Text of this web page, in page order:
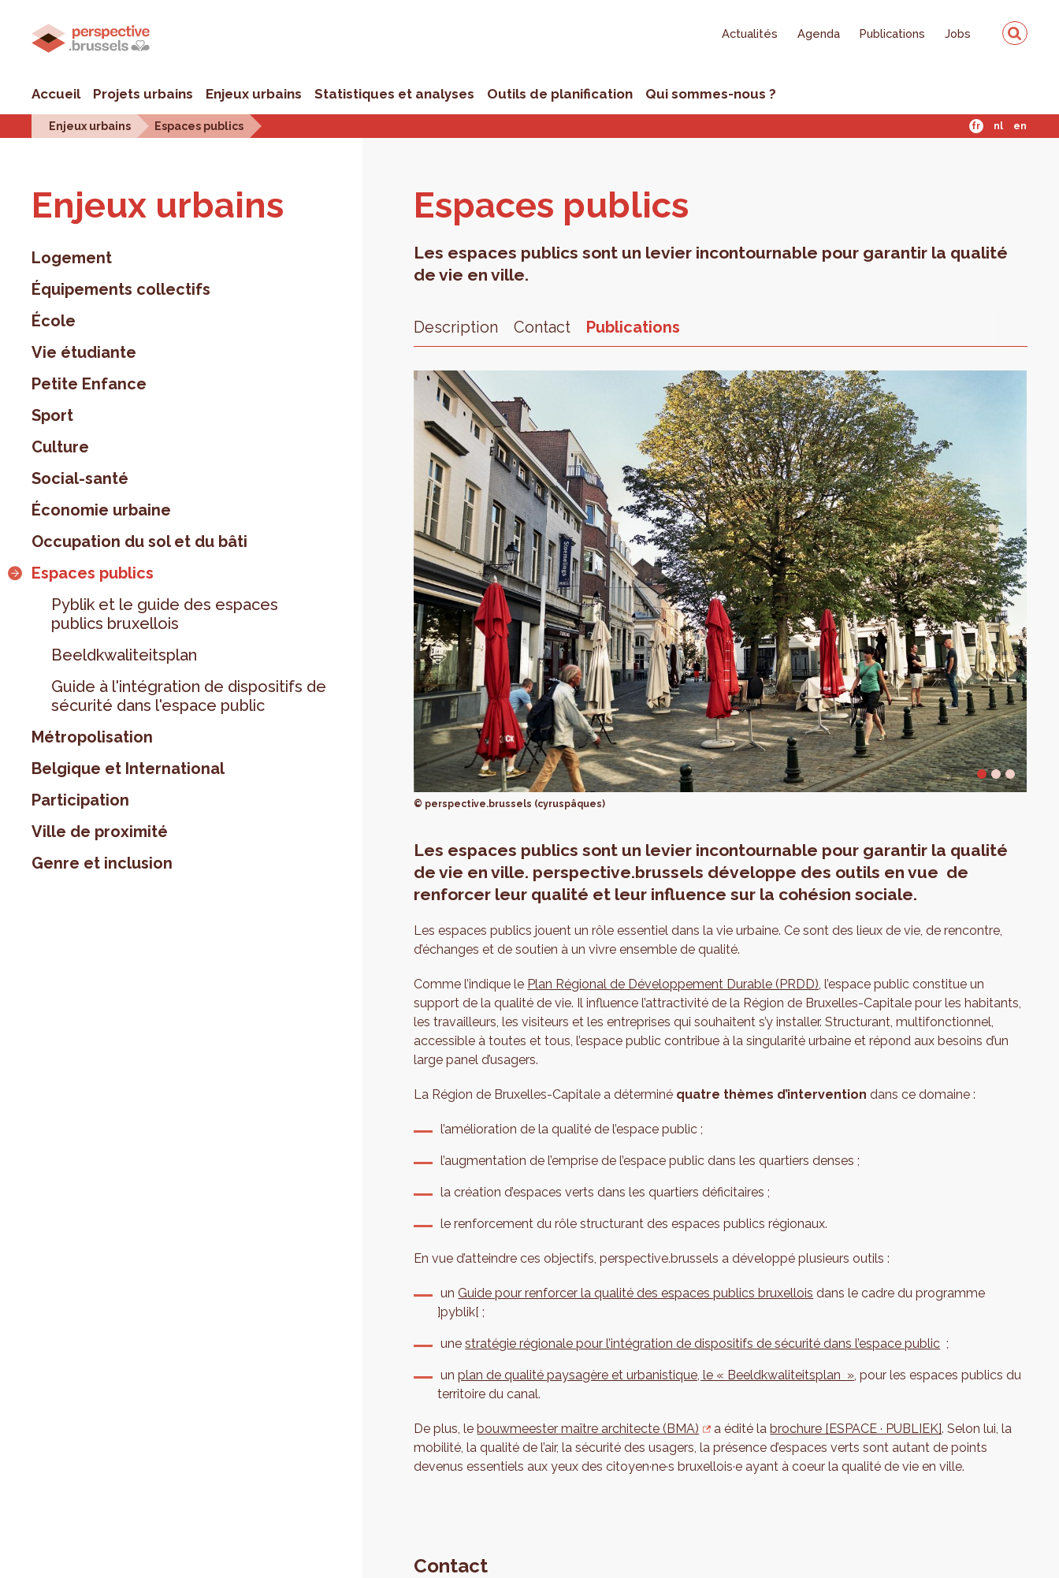
Actualités Agenda Publications Jobs
Accueil Projets urbains Enjeux urbains Statistiques et analyses Outils de planification Qui sommes-nous ?
Enjeux urbains Espaces publics fr nl en
Enjeux urbains
Logement
Équipements collectifs
École
Vie étudiante
Petite Enfance
Sport
Culture
Social-santé
Économie urbaine
Occupation du sol et du bâti
Espaces publics
Pyblik et le guide des espaces
publics bruxellois
Beeldkwaliteitsplan
Guide à l'intégration de dispositifs de
sécurité dans l'espace public
Métropolisation
Belgique et International
Participation
Ville de proximité
Genre et inclusion
Espaces publics
Les espaces publics sont un levier incontournable pour garantir la qualité
de vie en ville.
Description Contact Publications
© perspective.brussels (cyruspâques)
Les espaces publics sont un levier incontournable pour garantir la qualité
de vie en ville. perspective.brussels développe des outils en vue de
renforcer leur qualité et leur influence sur la cohésion sociale.
Les espaces publics jouent un rôle essentiel dans la vie urbaine. Ce sont des lieux de vie, de rencontre,
d’échanges et de soutien à un vivre ensemble de qualité.
Comme l’indique le Plan Régional de Développement Durable (PRDD), l’espace public constitue un
support de la qualité de vie. Il influence l’attractivité de la Région de Bruxelles-Capitale pour les habitants,
les travailleurs, les visiteurs et les entreprises qui souhaitent s’y installer. Structurant, multifonctionnel,
accessible à toutes et tous, l’espace public contribue à la singularité urbaine et répond aux besoins d’un
large panel d’usagers.
La Région de Bruxelles-Capitale a déterminé quatre thèmes d’interventiondans ce domaine :
l’amélioration de la qualité de l’espace public ;
l’augmentation de l’emprise de l’espace public dans les quartiers denses ;
la création d’espaces verts dans les quartiers déficitaires ;
le renforcement du rôle structurant des espaces publics régionaux.
En vue d’atteindre ces objectifs, perspective.brussels a développé plusieurs outils :
un Guide pour renforcer la qualité des espaces publics bruxellois dans le cadre du programme
]pyblik[ ;
unestratégie régionale pour l’intégration de dispositifs de sécurité dans l’espace public ;
unplan de qualité paysagère et urbanistique, le « Beeldkwaliteitsplan », pour les espaces publics du
territoire du canal.
De plus, lebouwmeester maître architecte (BMA) a édité labrochure [ESPACE · PUBLIEK]. Selon lui, la
mobilité, la qualité de l’air, la sécurité des usagers, la présence d’espaces verts sont autant de points
devenus essentiels aux yeux des citoyen·ne·s bruxellois·e ayant à coeur la qualité de vie en ville.
Contact